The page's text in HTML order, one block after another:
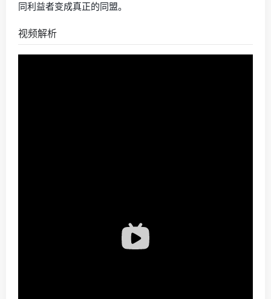
同利益者变成真正的同盟。
视频解析